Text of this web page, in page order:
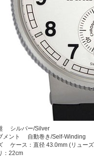
シルバー/Silver
メント 自動巻き/Self-Winding
ケース：直径 43.0mm (リューズ
：22cm